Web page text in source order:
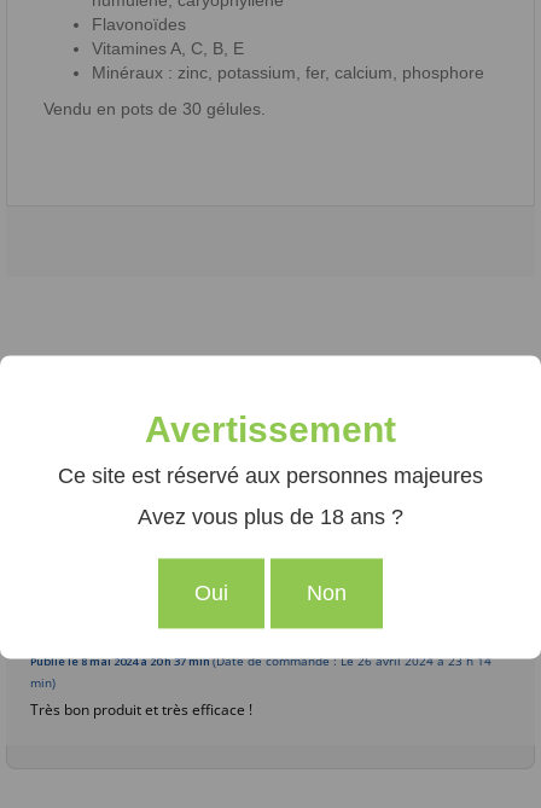
Flavonoïdes
Vitamines A, C, B, E
Minéraux : zinc, potassium, fer, calcium, phosphore
Vendu en pots de 30 gélules.
VOIR L'ATTESTATION
/10
Basé sur 1 avis
Publié le 8 mai 2024 à 20 h 37 min(Date de commande : Le 26 avril 2024 à 23 h 14
min)
Très bon produit et très efficace !
Avertissement
Ce site est réservé aux personnes majeures
Avez vous plus de 18 ans ?
Oui Non